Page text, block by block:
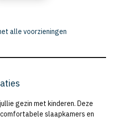
alle voorzieningen
gezin met kinderen. Deze
slaapkamers en